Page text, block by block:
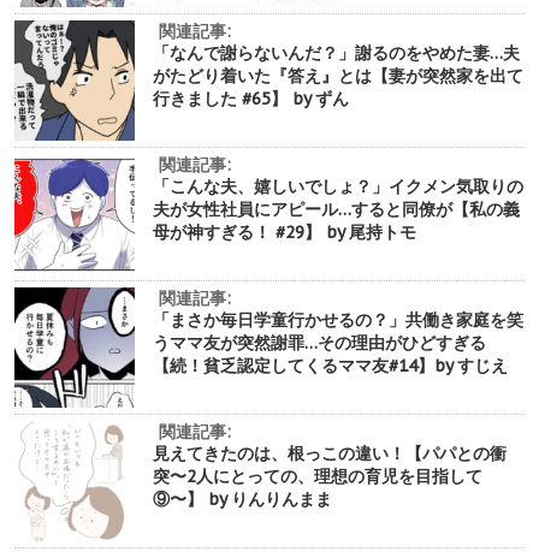
関連記事:
「なんで謝らないんだ？」謝るのをやめた妻…夫
がたどり着いた『答え』とは【妻が突然家を出て
行きました #65】 by ずん
関連記事:
「こんな夫、嬉しいでしょ？」イクメン気取りの
夫が女性社員にアピール…すると同僚が【私の義
母が神すぎる！ #29】 by 尾持トモ
関連記事:
「まさか毎日学童行かせるの？」共働き家庭を笑
うママ友が突然謝罪…その理由がひどすぎる
【続！貧乏認定してくるママ友#14】by すじえ
関連記事:
見えてきたのは、根っこの違い！【パパとの衝
突〜2人にとっての、理想の育児を目指して
⑨〜】 by りんりんまま